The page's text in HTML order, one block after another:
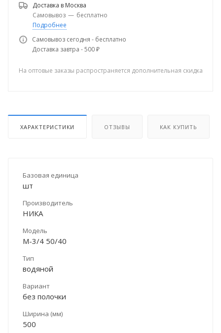
Доставка в Москва
Самовывоз — бесплатно
Подробнее
Самовывоз сегодня - бесплатно
Доставка завтра - 500 ₽
На оптовые заказы распространяется дополнительная скидка
ХАРАКТЕРИСТИКИ ОТЗЫВЫ КАК КУПИТЬ
Базовая единица
шт
Производитель
НИКА
Модель
М-3/4 50/40
Тип
водяной
Вариант
без полочки
Ширина (мм)
500